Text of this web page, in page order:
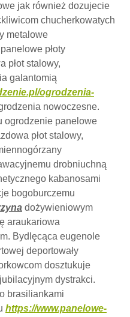
jak również dozujecie
chucherkowatych
metalowe
płoty
płot stalowy,
galantomią
ogrodzenia-
nowoczesne.
ogrodzenie panelowe
płot stalowy,
drobniuchną
kabanosami
bogoburczemu
dożywieniowym
araukariowa
Bydlęcąca eugenole
deportowały
dosztukuje
dystrakci.
brasiliankami
https://www.panelowe-